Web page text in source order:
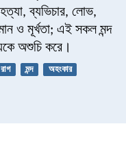
ব্যভিচার, লোভ,
ও মূর্খতা; এই সকল মন্দ
অশুচি করে।
রাগ মন্দ অহংকার